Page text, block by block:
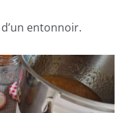
entonnoir.